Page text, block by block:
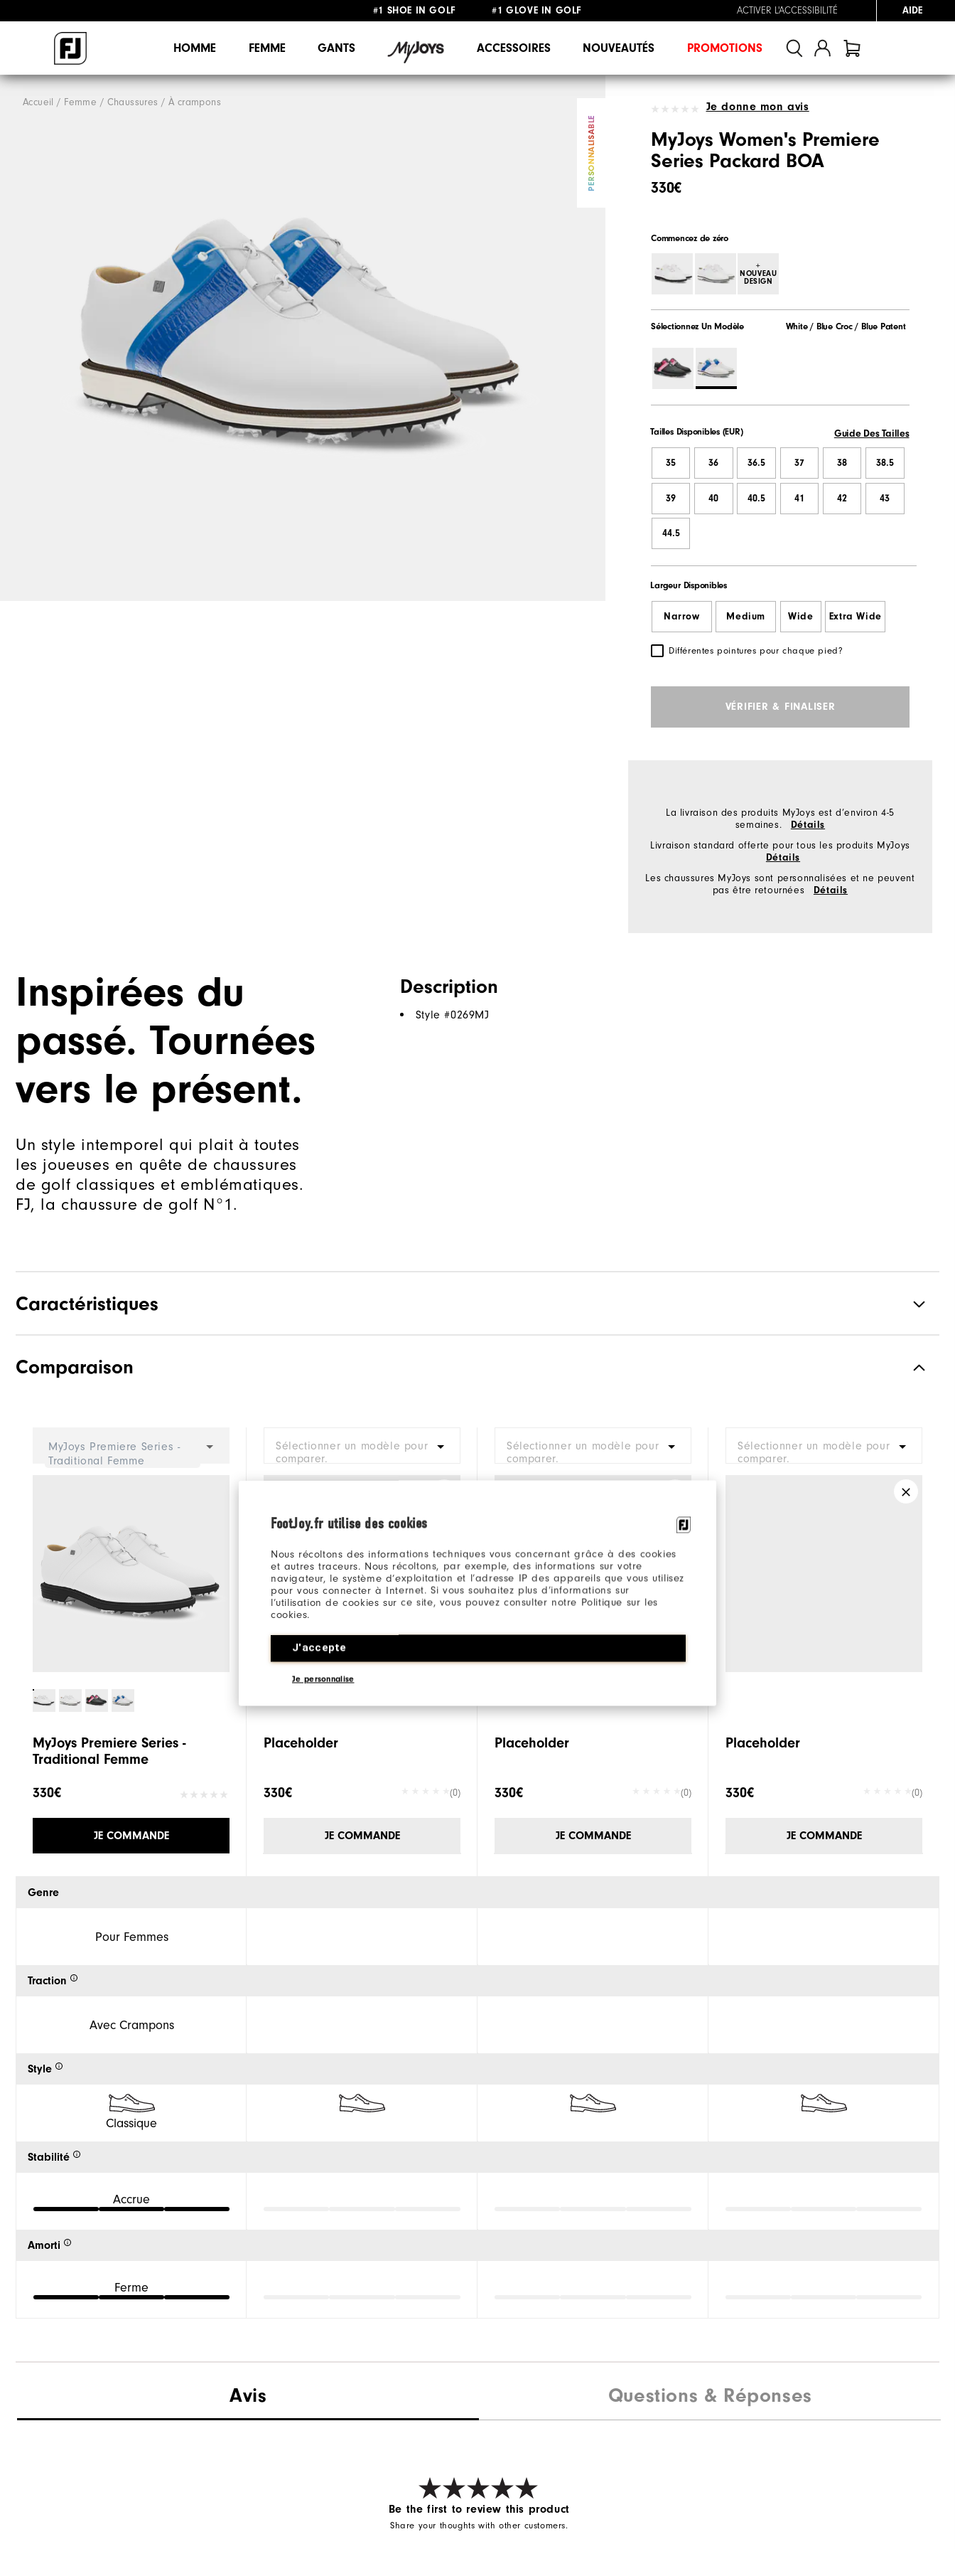
FootJoy.fr utilise des cookies
Nous récoltons des informations techniques vous concernant grâce à des cookies
et autres traceurs. Nous récoltons, par exemple, des informations sur votre
navigateur, le système d’exploitation et l’adresse IP des appareils que vous utilisez
pour vous connecter à Internet. Si vous souhaitez plus d’informations sur
l’utilisation de cookies sur ce site, vous pouvez consulter notre Politique sur les
cookies.
J'accepte
Je personnalise
#1 SHOE IN GOLF #1 GLOVE IN GOLF
ACTIVER L'ACCESSIBILITÉ AIDE
HOMME FEMME GANTS ACCESSOIRES NOUVEAUTÉS PROMOTIONS
Accueil Femme Chaussures À crampons
PERSONNALISABLE
Je donne mon avis
MyJoys Women's Premiere
Series Packard BOA
330€
Commencez de zéro
+
NOUVEAU
DESIGN
Sélectionnez Un Modèle White / Blue Croc / Blue Patent
Tailles Disponibles (EUR) Guide Des Tailles
35 36 36.5 37 38 38.5
39 40 40.5 41 42 43
44.5
Largeur Disponibles
Narrow Medium Wide Extra Wide
Différentes pointures pour chaque pied?
VÉRIFIER & FINALISER
La livraison des produits MyJoys est d’environ 4-5
semaines.
Détails
Livraison standard offerte pour tous les produits MyJoys
Détails
Les chaussures MyJoys sont personnalisées et ne peuvent
pas être retournées
Détails
Inspirées du
passé. Tournées
vers le présent.
Un style intemporel qui plait à toutes
les joueuses en quête de chaussures
de golf classiques et emblématiques.
FJ, la chaussure de golf N°1.
Description
Style #0269MJ
Caractéristiques
Adhérence Spiked
Comparaison
MyJoys Premiere Series -
Traditional Femme
MyJoys Premiere Series -
Traditional Femme
330€
JE COMMANDE
Genre
Pour Femmes
Traction
Avec Crampons
Style
Classique
Stabilité
Accrue
Amorti
Ferme
Sélectionner un modèle pour
comparer.
Placeholder
330€ (0)
JE COMMANDE
Sélectionner un modèle pour
comparer.
Placeholder
330€ (0)
JE COMMANDE
Sélectionner un modèle pour
comparer.
Placeholder
330€ (0)
JE COMMANDE
Avis Questions & Réponses
Be the first to review this product
Share your thoughts with other customers.